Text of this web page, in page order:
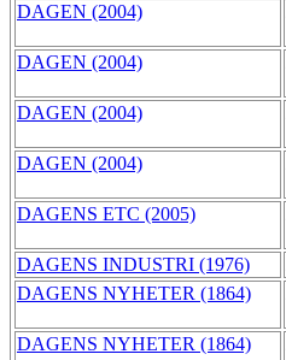
DAGEN (2004)
DAGEN (2004)
DAGEN (2004)
DAGEN (2004)
DAGENS ETC (2005)
DAGENS INDUSTRI (1976)
DAGENS NYHETER (1864)
DAGENS NYHETER (1864)